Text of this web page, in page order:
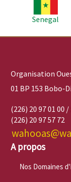
Senegal
Organisation
01 BP 153 Bobo-
(226) 20 97 01 00
(226) 20 97 57 72
A propos
Nos Domaines